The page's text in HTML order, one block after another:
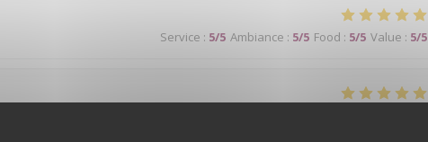
Service : 5/5 Ambiance : 5/5 Food : 5/5 Value : 5/5